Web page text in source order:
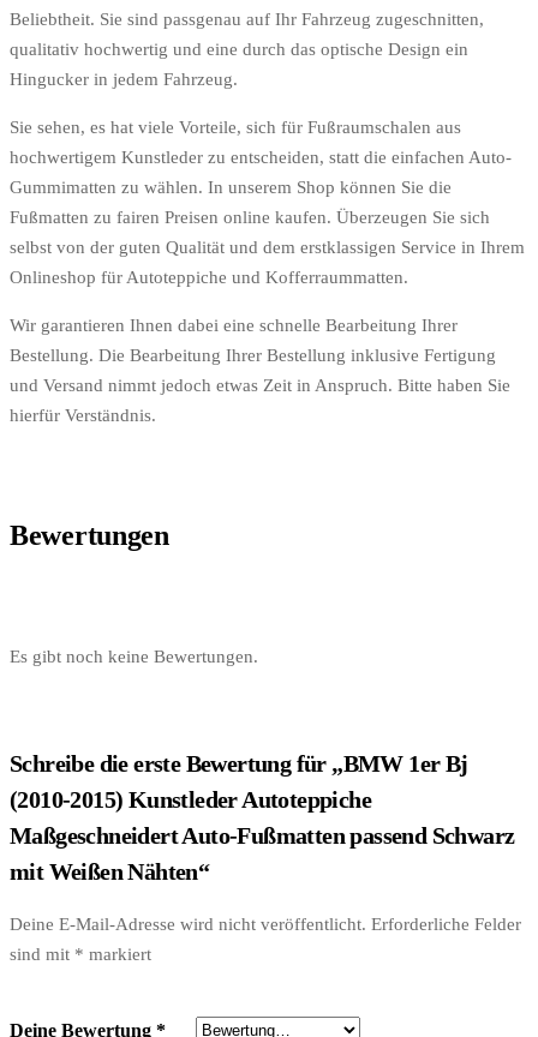
Beliebtheit. Sie sind passgenau auf Ihr Fahrzeug zugeschnitten,
qualitativ hochwertig und eine durch das optische Design ein
Hingucker in jedem Fahrzeug.
Sie sehen, es hat viele Vorteile, sich für Fußraumschalen aus
hochwertigem Kunstleder zu entscheiden, statt die einfachen Auto-
Gummimatten zu wählen. In unserem Shop können Sie die
Fußmatten zu fairen Preisen online kaufen. Überzeugen Sie sich
selbst von der guten Qualität und dem erstklassigen Service in Ihrem
Onlineshop für Autoteppiche und Kofferraummatten.
Wir garantieren Ihnen dabei eine schnelle Bearbeitung Ihrer
Bestellung. Die Bearbeitung Ihrer Bestellung inklusive Fertigung
und Versand nimmt jedoch etwas Zeit in Anspruch. Bitte haben Sie
hierfür Verständnis.
Bewertungen
Es gibt noch keine Bewertungen.
Schreibe die erste Bewertung für „BMW 1er Bj
(2010-2015) Kunstleder Autoteppiche
Maßgeschneidert Auto-Fußmatten passend Schwarz
mit Weißen Nähten“
Deine E-Mail-Adresse wird nicht veröffentlicht. Erforderliche Felder
sind mit * markiert
Deine Bewertung *